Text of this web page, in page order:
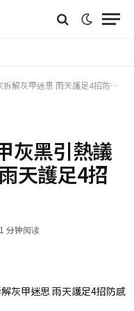
灰甲迷思 雨天護足4招防感染
灰黑引熱議
天護足4招
1 分钟阅读